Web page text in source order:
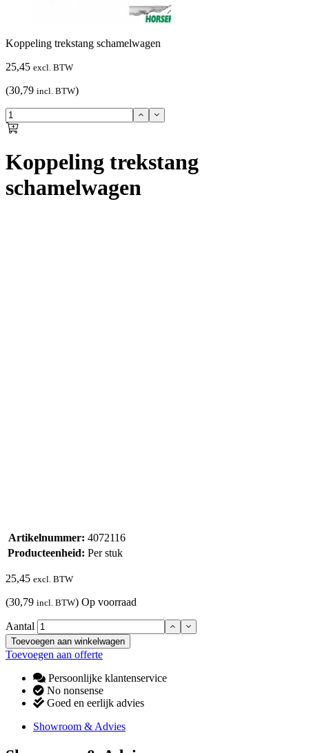
Koppeling trekstang schamelwagen
25,45 excl. BTW
(30,79 incl. BTW)
Koppeling trekstang
schamelwagen
Artikelnummer: 4072116
Producteenheid: Per stuk
25,45 excl. BTW
(30,79 incl. BTW) Op voorraad
Aantal
Toevoegen aan winkelwagen
Toevoegen aan offerte
Persoonlijke klantenservice
No nonsense
Goed en eerlijk advies
Showroom & Advies